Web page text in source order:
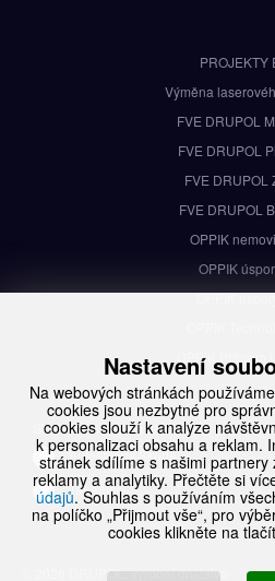
Nastavení
Na webových stránkách
cookies jsou nezbytné pro
cookies slouží k analýze
k personalizaci obsahu a reklam.
stránek sdílíme s našimi
reklamy a analytiky. Přečtěte si
údajů. Souhlas s používáním
na políčko „Přijmout vše“, pro
cookies klikněte na
PROJEKTY
Výměna
FVE DRUPOL
FVE DRUPOL
FVE DRUPOL
FVE DRUPOL
OPPIK
OPPIK
OPPIK
OPPIK Příbram
Sledujte nás na Facebooku
Autosalony Škoda
TaLampa
© 2026 DRUPOL, výrobní družstvo